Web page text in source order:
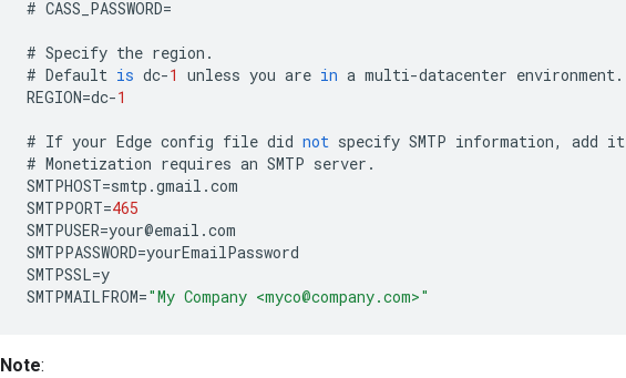
# CASS_PASSWORD=
# Specify the region .
# Default is dc-1 unless you are in a multi-datacenter environment.
REGION=dc-1
# If your Edge config file did not specify SMTP information, add it
# Monetization requires an SMTP server .
SMTPHOST=smtp .gmail .com
SMTPPORT=465
SMTPUSER=your@email .com
SMTPPASSWORD=yourEmailPassword
SMTPSSL=y
SMTPMAILFROM="My Company <myco@company.com>"
Note: